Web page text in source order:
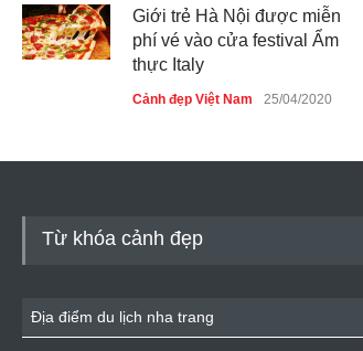
Giới trẻ Hà Nội được miễn
phí vé vào cửa festival Ẩm
thực Italy
Cảnh đẹp Việt Nam 25/04/2020
Cảnh đẹp Việt Nam
Từ khóa cảnh đẹp
Địa điểm du lịch nha trang